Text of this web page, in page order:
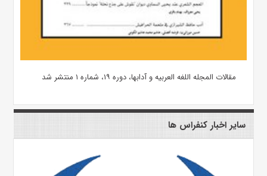
مقالات المجله اللغه العربیه و آدابها، دوره ۱۹، شماره ۱ منتشر شد
سایر اخبار کنفراس ها